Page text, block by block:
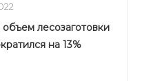
лесозаготовки
на 13%